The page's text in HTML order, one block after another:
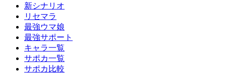
新シナリオ
リセマラ
最強ウマ娘
最強サポート
キャラ一覧
サポカ一覧
サポカ比較